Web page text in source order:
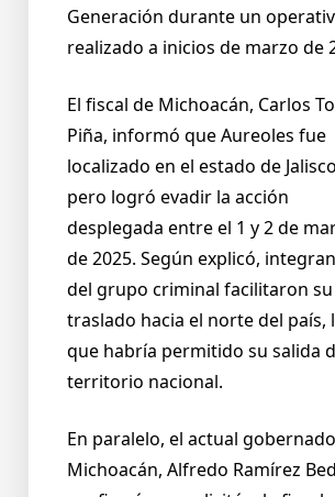
Generación durante un
realizado a inicios de marzo de
El fiscal de Michoacán, Carlos
Piña, informó que Aureoles fue
localizado en el estado de
pero logró evadir la acción
desplegada entre el 1 y 2 de
de 2025. Según explicó,
del grupo criminal facilitaron su
traslado hacia el norte del país,
que habría permitido su salida
territorio nacional.
En paralelo, el actual
Michoacán, Alfredo Ramírez